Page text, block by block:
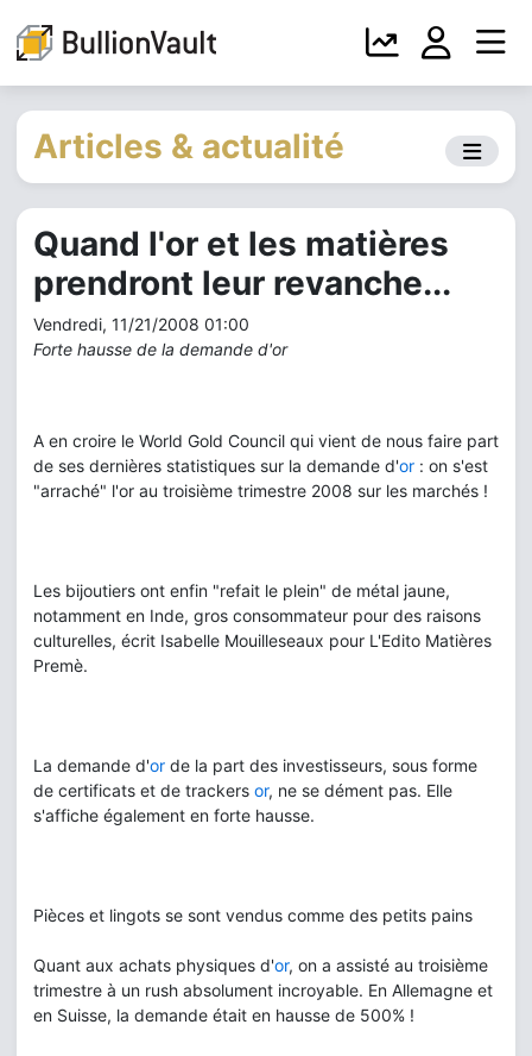
Articles & actualité
Quand l'or et les matières
prendront leur revanche...
Vendredi, 11/21/2008 01:00
Forte hausse de la demande d'or
A en croire le World Gold Council qui vient de nous faire part
de ses dernières statistiques sur la demande d'or : on s'est
"arraché" l'or au troisième trimestre 2008 sur les marchés !
Les bijoutiers ont enfin "refait le plein" de métal jaune,
notamment en Inde, gros consommateur pour des raisons
culturelles, écrit Isabelle Mouilleseaux pour L'Edito Matières
Premè.
La demande d'or de la part des investisseurs, sous forme
de certificats et de trackers or, ne se dément pas. Elle
s'affiche également en forte hausse.
Pièces et lingots se sont vendus comme des petits pains
Quant aux achats physiques d'or, on a assisté au troisième
trimestre à un rush absolument incroyable. En Allemagne et
en Suisse, la demande était en hausse de 500% !